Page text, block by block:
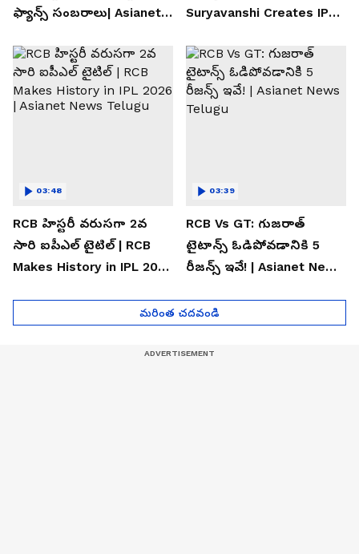
ఫ్యాన్స్ సంబరాలు| Asianet
Suryavanshi Creates IPL
Telugu
RCB హిస్టరీ వరుసగా 2వ
సారి ఐపీఎల్ టైటిల్ | RCB
Makes History in IPL 2026
03:48
RCB Vs GT: గుజరాత్
టైటాన్స్ ఓడిపోవడానికి 5
రీజన్స్ ఇవే! | Asianet News
03:39
మరింత చదవండి